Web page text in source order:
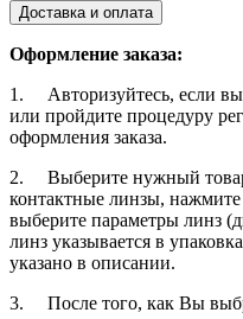
Доставка и оплата
Оформление заказа:
1. Авторизуйтесь, если вы
или пройдите процедуру
оформления заказа.
2. Выберите нужный
контактные линзы, нажмите
выберите параметры линз
линз указывается в
указано в описании.
3. После того, как Вы